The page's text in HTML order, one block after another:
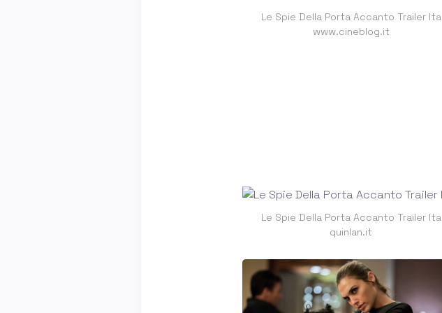
Le Spie Della Porta Accanto Trailer Ita
www.cineblog.it
Le Spie Della Porta Accanto Trailer Ita
quinlan.it